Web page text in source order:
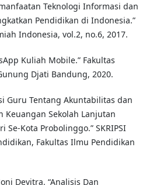
Teknologi Informasi dan
Pendidikan di Indonesia.”
Indonesia, vol.2, no.6, 2017.
Kuliah Mobile.” Fakultas
Djati Bandung, 2020.
Guru Tentang Akuntabilitas dan
Keuangan Sekolah Lanjutan
Se-Kota Probolinggo.” SKRIPSI
Fakultas Ilmu Pendidikan
Devitra. “Analisis Dan